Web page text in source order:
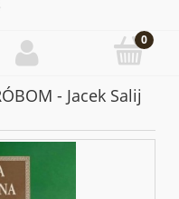
- Jacek Salij